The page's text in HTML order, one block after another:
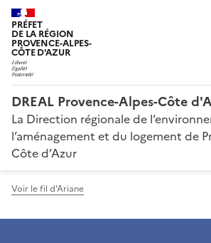
PRÉFET
DE LA RÉGION
PROVENCE-ALPES-
CÔTE D'AZUR
DREAL Provence-Alpes-Côte
La Direction régionale de
l’aménagement et du logement de
Côte d’Azur
Voir le fil d'Ariane